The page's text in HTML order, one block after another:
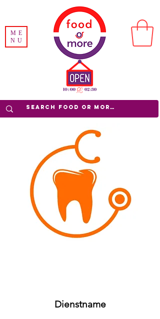
ME
NU
Dienstname